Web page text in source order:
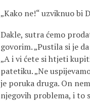
„Kako ne!“ uzviknuo bi
Dakle, sutra ćemo
govorim. „Pustila si je
„A i vi ćete si htjeti
patetiku. „Ne
je poruka druga. On
njegovih problema, i to